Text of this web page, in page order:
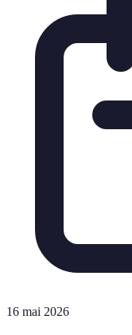
16 mai 2026